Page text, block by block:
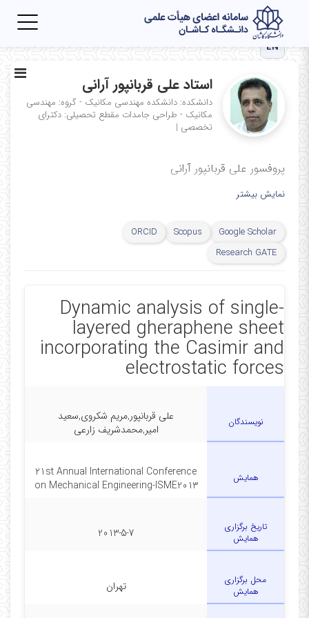
EN
استاد علی قربانپور آرانی
دانشکده: دانشکده مهندسی مکانیک - گروه: مهندسی
مکانیک - طراحی جامدات مقطع تحصیلی: دکترای
تخصصی |
پروفسور علی قربانپور آرانی
نمایش بیشتر
Google Scholar
Scopus
ORCID
Research GATE
Dynamic analysis of single-
layered gheraphene sheet
incorporating the Casimir and
electrostatic forces
نویسندگان
علی قربانپور,مریم شکروی,سعید
امیر,محمدشریف زارعی
همایش
21st Annual International Conference
on Mechanical Engineering-ISME2013
تاریخ برگزاری
همایش
2013-5-7
محل برگزاری
همایش
تهران